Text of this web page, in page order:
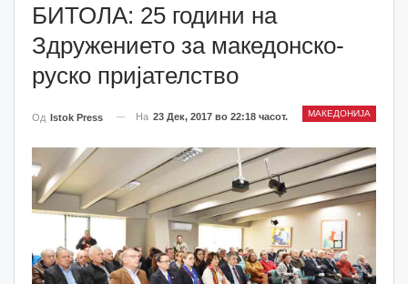
БИТОЛА: 25 години на
Здружението за македонско-
руско пријателство
МАКЕДОНИЈА
Од Istok Press На 23 Дек, 2017 во 22:18 часот.